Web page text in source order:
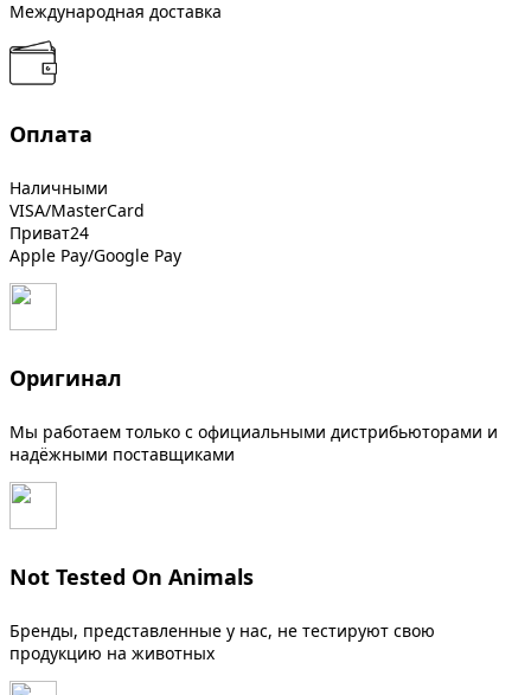
Международная доставка
Оплата
Наличными
VISA/MasterCard
Приват24
Apple Pay/Google Pay
Оригинал
Мы работаем только с официальными дистрибьюторами и
надёжными поставщиками
Not Tested On Animals
Бренды, представленные у нас, не тестируют свою
продукцию на животных